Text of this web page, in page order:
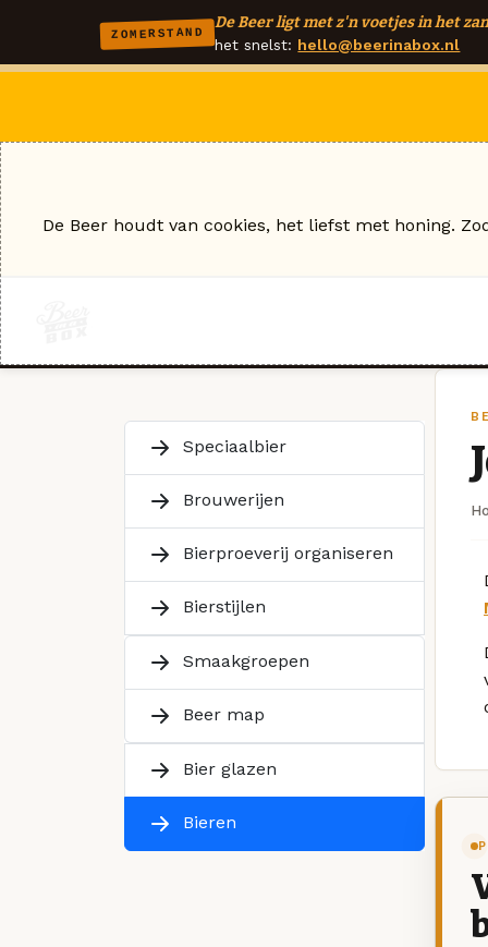
ZOMERSTAND
De Beer ligt met z'n voetjes in het
het snelst: hello@beerinabox.nl
Speciaalbier
Brouwerijen
Bierproeverij organiseren
Bierstijlen
Smaakgroepen
Beer map
Bier glazen
Bieren
De Beer houdt van cookies, het liefst met honing.